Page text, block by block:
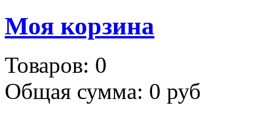
Моя корзина
Товаров: 0
Общая сумма: 0 руб